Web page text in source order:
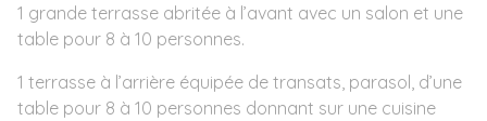
1 grande terrasse abritée à l’avant avec un salon et une
table pour 8 à 10 personnes.
1 terrasse à l’arrière équipée de transats, parasol, d’une
table pour 8 à 10 personnes donnant sur une cuisine